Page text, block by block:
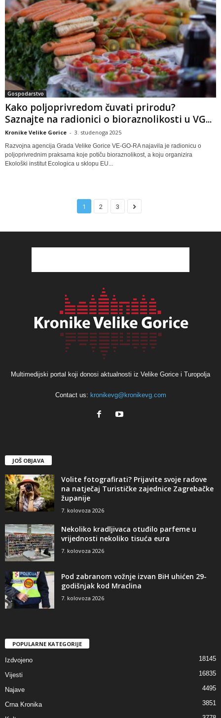
Gospodarstvo
Kako poljoprivredom čuvati prirodu?
Saznajte na radionici o bioraznolikosti u VG...
Kronike Velike Gorice - 3. studenoga 2025
Razvojna agencija Grada Velike Gorice VE-GO-RA najavila je radionicu o
poljoprivrednim praksama koje potiču bioraznolikost, a koju organizira
Ekološki institut Ecologica u sklopu EU...
1 2 3
Multimedijski portal koji donosi aktualnosti iz Velike Gorice i Turopolja
Contact us: kronikevg@kronikevg.com
JOŠ OBJAVA
Volite fotografirati? Prijavite svoje radove
na natječaj Turističke zajednice Zagrebačke
županije
7. kolovoza 2026
Nekoliko kradljivaca otuđilo parfeme u
vrijednosti nekoliko tisuća eura
7. kolovoza 2026
Pod zabranom vožnje izvan BiH uhićen 29-
godišnjak kod Mraclina
7. kolovoza 2026
POPULARNE KATEGORIJE
Izdvojeno 18145
Vijesti 16835
Najave 4495
Crna Kronika 3851